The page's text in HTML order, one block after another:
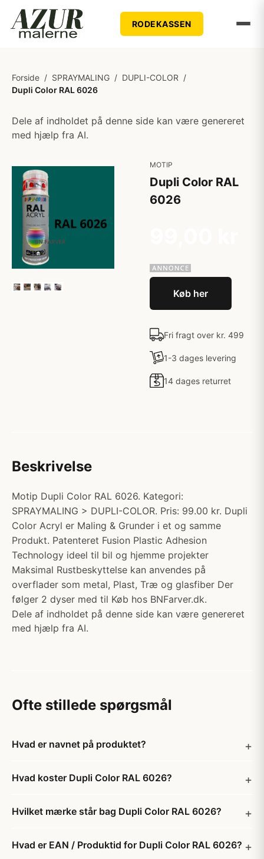
RODEKASSEN
Forside / SPRAYMALING / DUPLI-COLOR /
Dupli Color RAL 6026
Dele af indholdet på denne side kan være genereret
med hjælp fra AI.
MOTIP
Dupli Color RAL
6026
Køb her
Fri fragt over kr. 499
1-3 dages levering
14 dages returret
Beskrivelse
Motip Dupli Color RAL 6026. Kategori:
SPRAYMALING > DUPLI-COLOR. Pris: 99.00 kr. Dupli
Color Acryl er Maling & Grunder i et og samme
Produkt. Patenteret Fusion Plastic Adhesion
Technology ideel til bil og hjemme projekter
Maksimal Rustbeskyttelse kan anvendes på
overflader som metal, Plast, Træ og glasfiber Der
følger 2 dyser med til Køb hos BNFarver.dk.
Dele af indholdet på denne side kan være genereret
med hjælp fra AI.
Ofte stillede spørgsmål
Hvad er navnet på produktet?
Hvad koster Dupli Color RAL 6026?
Hvilket mærke står bag Dupli Color RAL 6026?
Hvad er EAN / Produktid for Dupli Color RAL 6026?